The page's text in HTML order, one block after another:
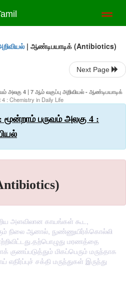
| ஆண்டிபயாடிக் (Antibiotics)
Next Page
அலகு 4 | 7 ஆம் வகுப்பு அறிவியல் - ஆண்டிபயாடிக்
: Chemistry in Daily Life
மூன்றாம் பருவம் அலகு 4 :
அளவிலான காயங்கள் கூட,
நிலை ஆனால், நுண்ணுயிர்க்கொல்லி
மரணத்தை
மிகப்பெரும் மருந்தாக
சக்தி மருந்துகள் இருந்து